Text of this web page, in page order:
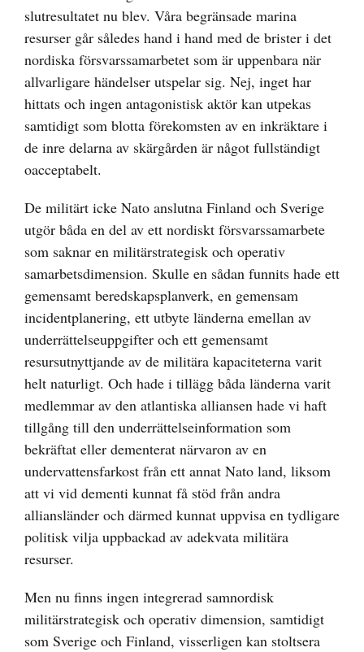
slutresultatet nu blev. Våra begränsade marina
resurser går således hand i hand med de brister i det
nordiska försvarssamarbetet som är uppenbara när
allvarligare händelser utspelar sig. Nej, inget har
hittats och ingen antagonistisk aktör kan utpekas
samtidigt som blotta förekomsten av en inkräktare i
de inre delarna av skärgården är något fullständigt
oacceptabelt.
De militärt icke Nato anslutna Finland och Sverige
utgör båda en del av ett nordiskt försvarssamarbete
som saknar en militärstrategisk och operativ
samarbetsdimension. Skulle en sådan funnits hade ett
gemensamt beredskapsplanverk, en gemensam
incidentplanering, ett utbyte länderna emellan av
underrättelseuppgifter och ett gemensamt
resursutnyttjande av de militära kapaciteterna varit
helt naturligt. Och hade i tillägg båda länderna varit
medlemmar av den atlantiska alliansen hade vi haft
tillgång till den underrättelseinformation som
bekräftat eller dementerat närvaron av en
undervattensfarkost från ett annat Nato land, liksom
att vi vid dementi kunnat få stöd från andra
alliansländer och därmed kunnat uppvisa en tydligare
politisk vilja uppbackad av adekvata militära
resurser.
Men nu finns ingen integrerad samnordisk
militärstrategisk och operativ dimension, samtidigt
som Sverige och Finland, visserligen kan stoltsera